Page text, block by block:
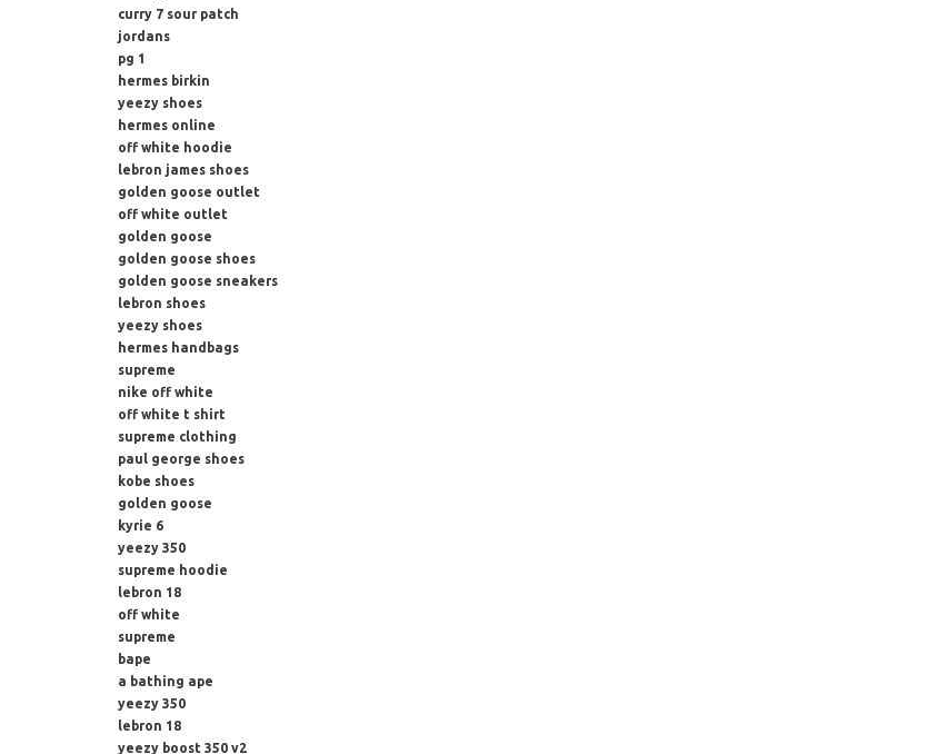
curry 7 sour patch
jordans
pg 1
hermes birkin
yeezy shoes
hermes online
off white hoodie
lebron james shoes
golden goose outlet
off white outlet
golden goose
golden goose shoes
golden goose sneakers
lebron shoes
yeezy shoes
hermes handbags
supreme
nike off white
off white t shirt
supreme clothing
paul george shoes
kobe shoes
golden goose
kyrie 6
yeezy 350
supreme hoodie
lebron 18
off white
supreme
bape
a bathing ape
yeezy 350
lebron 18
yeezy boost 350 v2